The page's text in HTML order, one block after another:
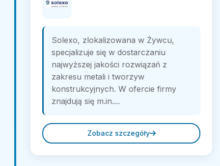
Solexo, zlokalizowana w Żywcu,
specjalizuje się w dostarczaniu
najwyższej jakości rozwiązań z
zakresu metali i tworzyw
konstrukcyjnych. W ofercie firmy
znajdują się m.in....
Zobacz szczegóły